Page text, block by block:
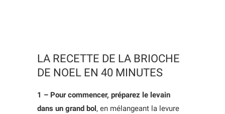
LA RECETTE DE LA BRIOCHE
DE NOEL EN 40 MINUTES
1 – Pour commencer, préparez le levain
dans un grand bol , en mélangeant la levure